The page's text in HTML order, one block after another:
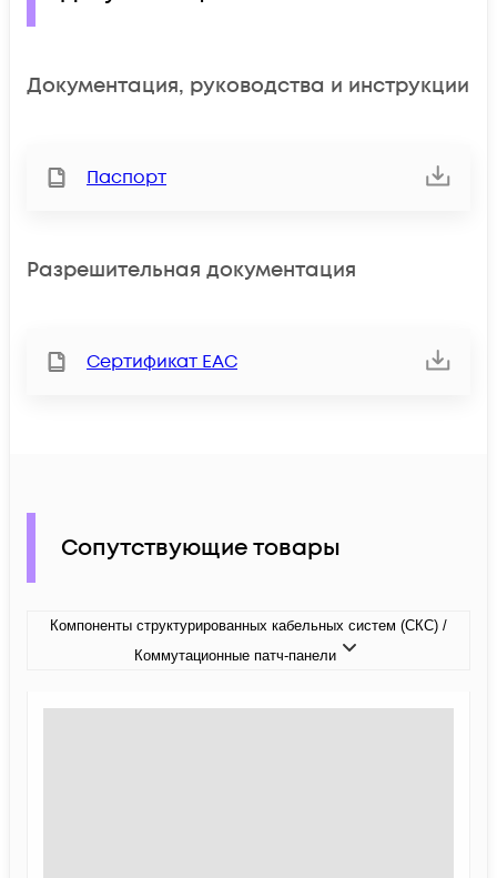
Документация, руководства и инструкции
Паспорт
Разрешительная документация
Сертификат ЕАС
Сопутствующие товары
Компоненты структурированных кабельных систем (СКС) /
Коммутационные патч-панели